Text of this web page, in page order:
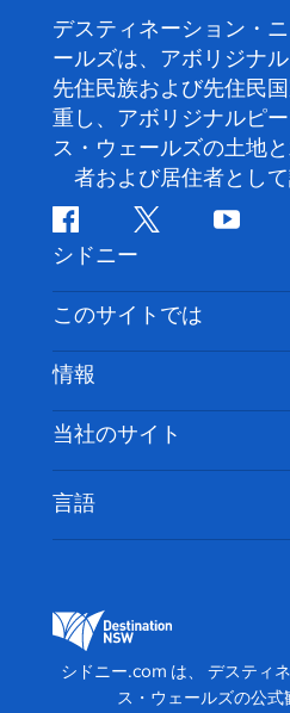
デスティネーション・
ールズは、アボリジナ
先住民族および先住民
重し、アボリジナルピ
ス・ウェールズの土地
者および居住者とし
フ
ェ
イ
ス
ブ
ッ
ク
ツ
ッ
タ
ー
ユ
チ
ー
シドニー
お問い合わせ
免責事項
クッキーに関する通知
このサイトでは
目的地
やるべきこと
イベント
宿泊施設
情報
旅行情報
アクセシブルシドニー
ビジネスを登録する
当社のサイト
デスティネーション・ニ
ズメディアセンター
言語
シドニー.com は、 デスティ
ス・ウェールズの公式